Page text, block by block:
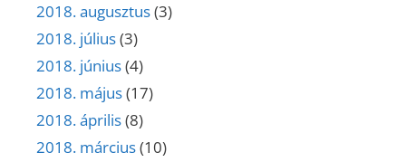
2018. augusztus(3)
2018. július(3)
2018. június(4)
2018. május(17)
2018. április(8)
2018. március(10)